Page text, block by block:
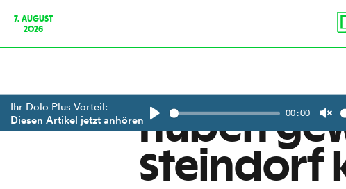
7. AUGUST
2026
Ihr Dolo Plus Vorteil:
Diesen Artikel jetzt anhören
Play
00:00
Huben
Steindorf